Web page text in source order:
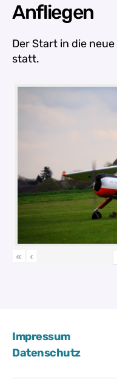
Anfliegen
Der Start in die
statt.
« ‹
Impressum
Datenschutz